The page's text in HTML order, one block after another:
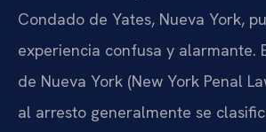
Condado de Yates, Nueva York,
experiencia confusa y alarmante.
de Nueva York (New York Penal
al arresto generalmente se